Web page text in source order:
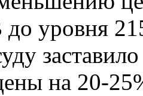
до уровня
на 20-